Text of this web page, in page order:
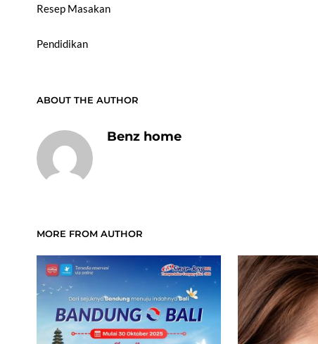
Resep Masakan
Pendidikan
ABOUT THE AUTHOR
Benz home
MORE FROM AUTHOR